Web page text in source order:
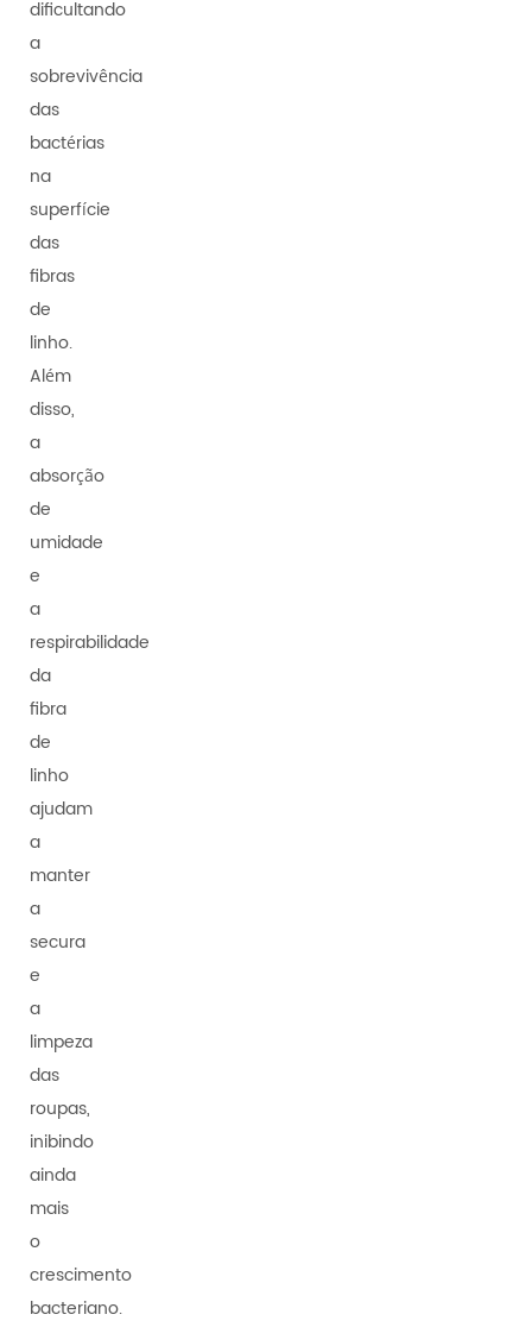
dificultando
a
sobrevivência
das
bactérias
na
superfície
das
fibras
de
linho.
Além
disso,
a
absorção
de
umidade
e
a
respirabilidade
da
fibra
de
linho
ajudam
a
manter
a
secura
e
a
limpeza
das
roupas,
inibindo
ainda
mais
o
crescimento
bacteriano.